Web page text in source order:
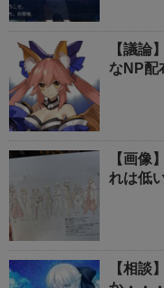
【議論
なNP配
【画像
れは低
【相談